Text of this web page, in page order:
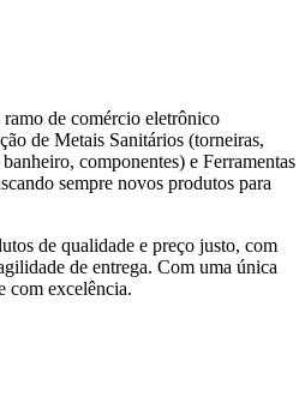
de comércio eletrônico
de Metais Sanitários (torneiras,
componentes) e Ferramentas
sempre novos produtos para
de qualidade e preço justo, com
de entrega. Com uma única
com excelência.